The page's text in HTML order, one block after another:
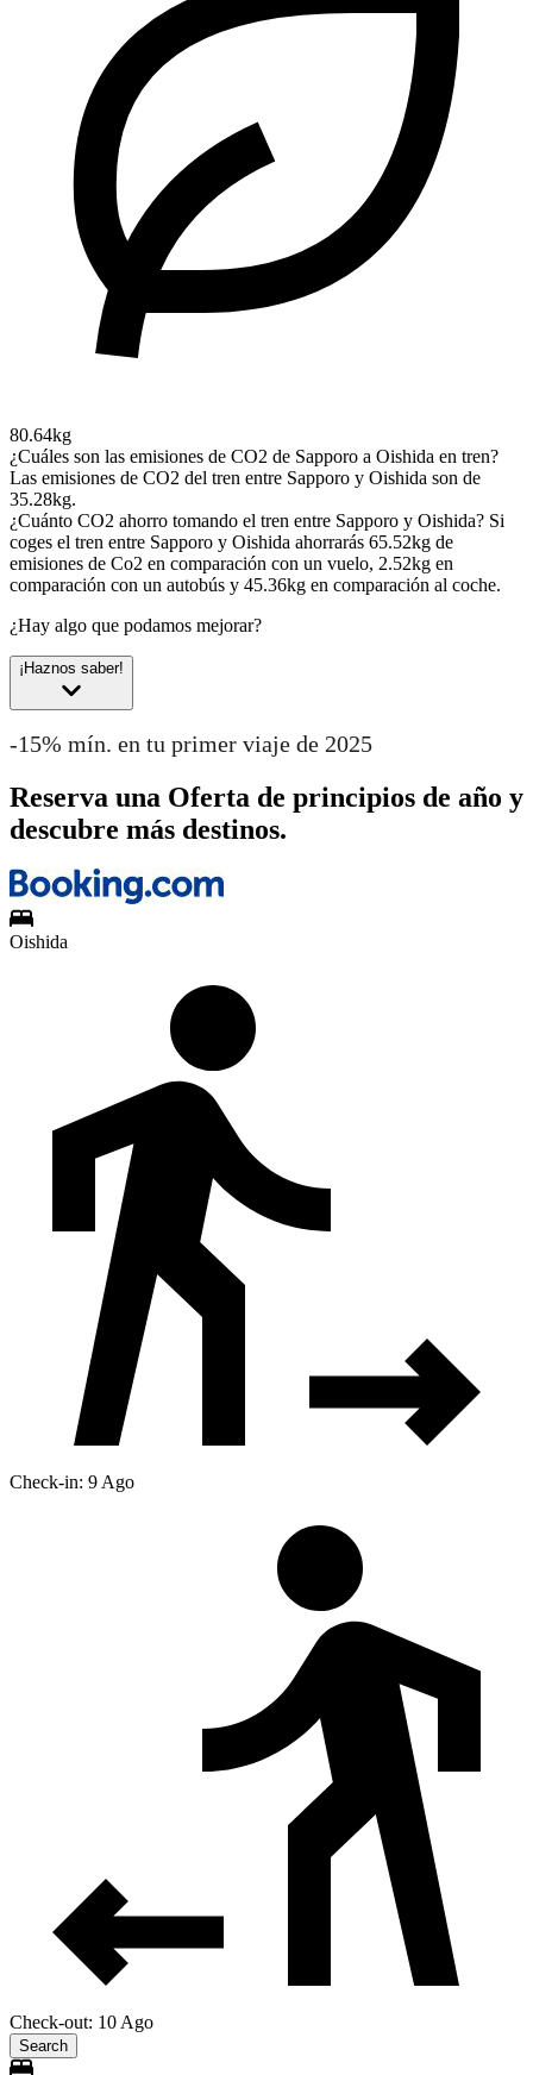
80.64kg
¿Cuáles son las emisiones de CO2 de Sapporo a Oishida en tren?
Las emisiones de CO2 del tren entre Sapporo y Oishida son de
35.28kg.
¿Cuánto CO2 ahorro tomando el tren entre Sapporo y Oishida? Si
coges el tren entre Sapporo y Oishida ahorrarás 65.52kg de
emisiones de Co2 en comparación con un vuelo, 2.52kg en
comparación con un autobús y 45.36kg en comparación al coche.
¿Hay algo que podamos mejorar?
¡Haznos saber!
-15% mín. en tu primer viaje de 2025
Reserva una Oferta de principios de año y
descubre más destinos.
Oishida
Check-in: 9 Ago
Check-out: 10 Ago
Search